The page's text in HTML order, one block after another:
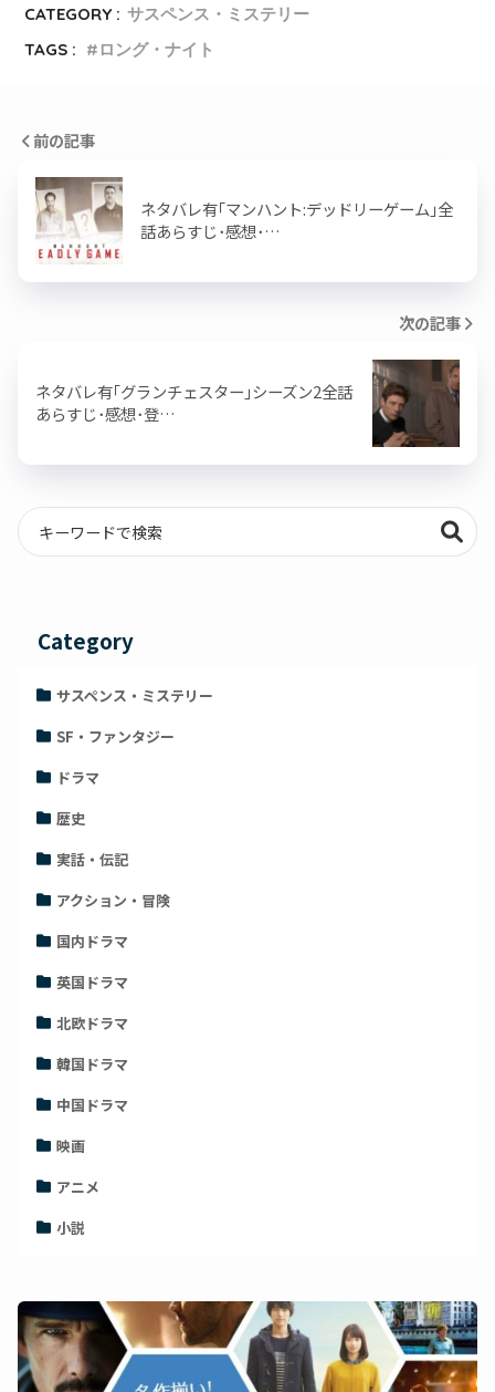
CATEGORY : サスペンス・ミステリー
TAGS :
ロング・ナイト
前の記事
ネタバレ有｢マンハント:デッドリーゲーム｣全
話あらすじ･感想･…
次の記事
ネタバレ有｢グランチェスター｣シーズン2全話
あらすじ･感想･登…
Category
サスペンス・ミステリー
SF・ファンタジー
ドラマ
歴史
実話・伝記
アクション・冒険
国内ドラマ
英国ドラマ
北欧ドラマ
韓国ドラマ
中国ドラマ
映画
アニメ
小説